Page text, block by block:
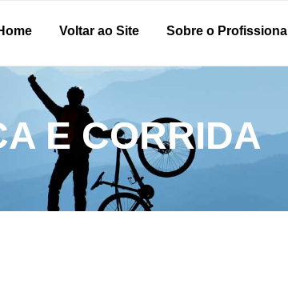
Voltar ao Site Sobre o Profissional
E CORRIDA